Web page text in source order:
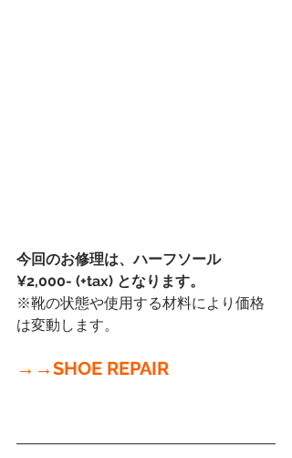
今回のお修理は、ハーフソール
¥2,000- (+tax) となります。
※靴の状態や使用する材料により価格
は変動します。
→→SHOE REPAIR